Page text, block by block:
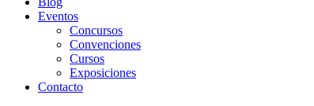
Eventos
Concursos
Convenciones
Cursos
Exposiciones
Contacto